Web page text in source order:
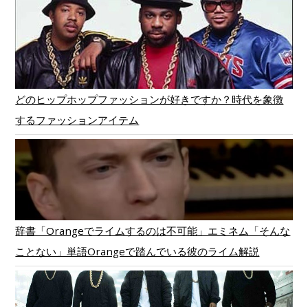
どのヒップホップファッションが好きですか？時代を象徴
するファッションアイテム
辞書「Orangeでライムするのは不可能」エミネム「そんな
ことない」単語Orangeで踏んでいる彼のライム解説